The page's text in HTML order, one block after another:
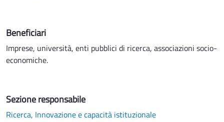
Beneficiari
Imprese, università, enti pubblici di ricerca, associazioni socio-
economiche.
Sezione responsabile
Ricerca, Innovazione e capacità istituzionale